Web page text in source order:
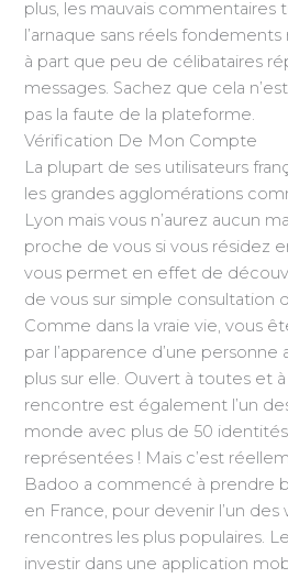
plus, les mauvais commentaires
l’arnaque sans réels
à part que peu de célibataires
messages. Sachez que cela
pas la faute de la plateforme.
Vérification De Mon Compte
La plupart de ses utilisateurs
les grandes agglomérations
Lyon mais vous n’aurez aucun
proche de vous si vous résidez
vous permet en effet de
de vous sur simple consultation
Comme dans la vraie vie, vous
par l’apparence d’une personne
plus sur elle. Ouvert à toutes et
rencontre est également l’un
monde avec plus de 50
représentées ! Mais c’est
Badoo a commencé à prendre
en France, pour devenir l’un
rencontres les plus populaires.
investir dans une application